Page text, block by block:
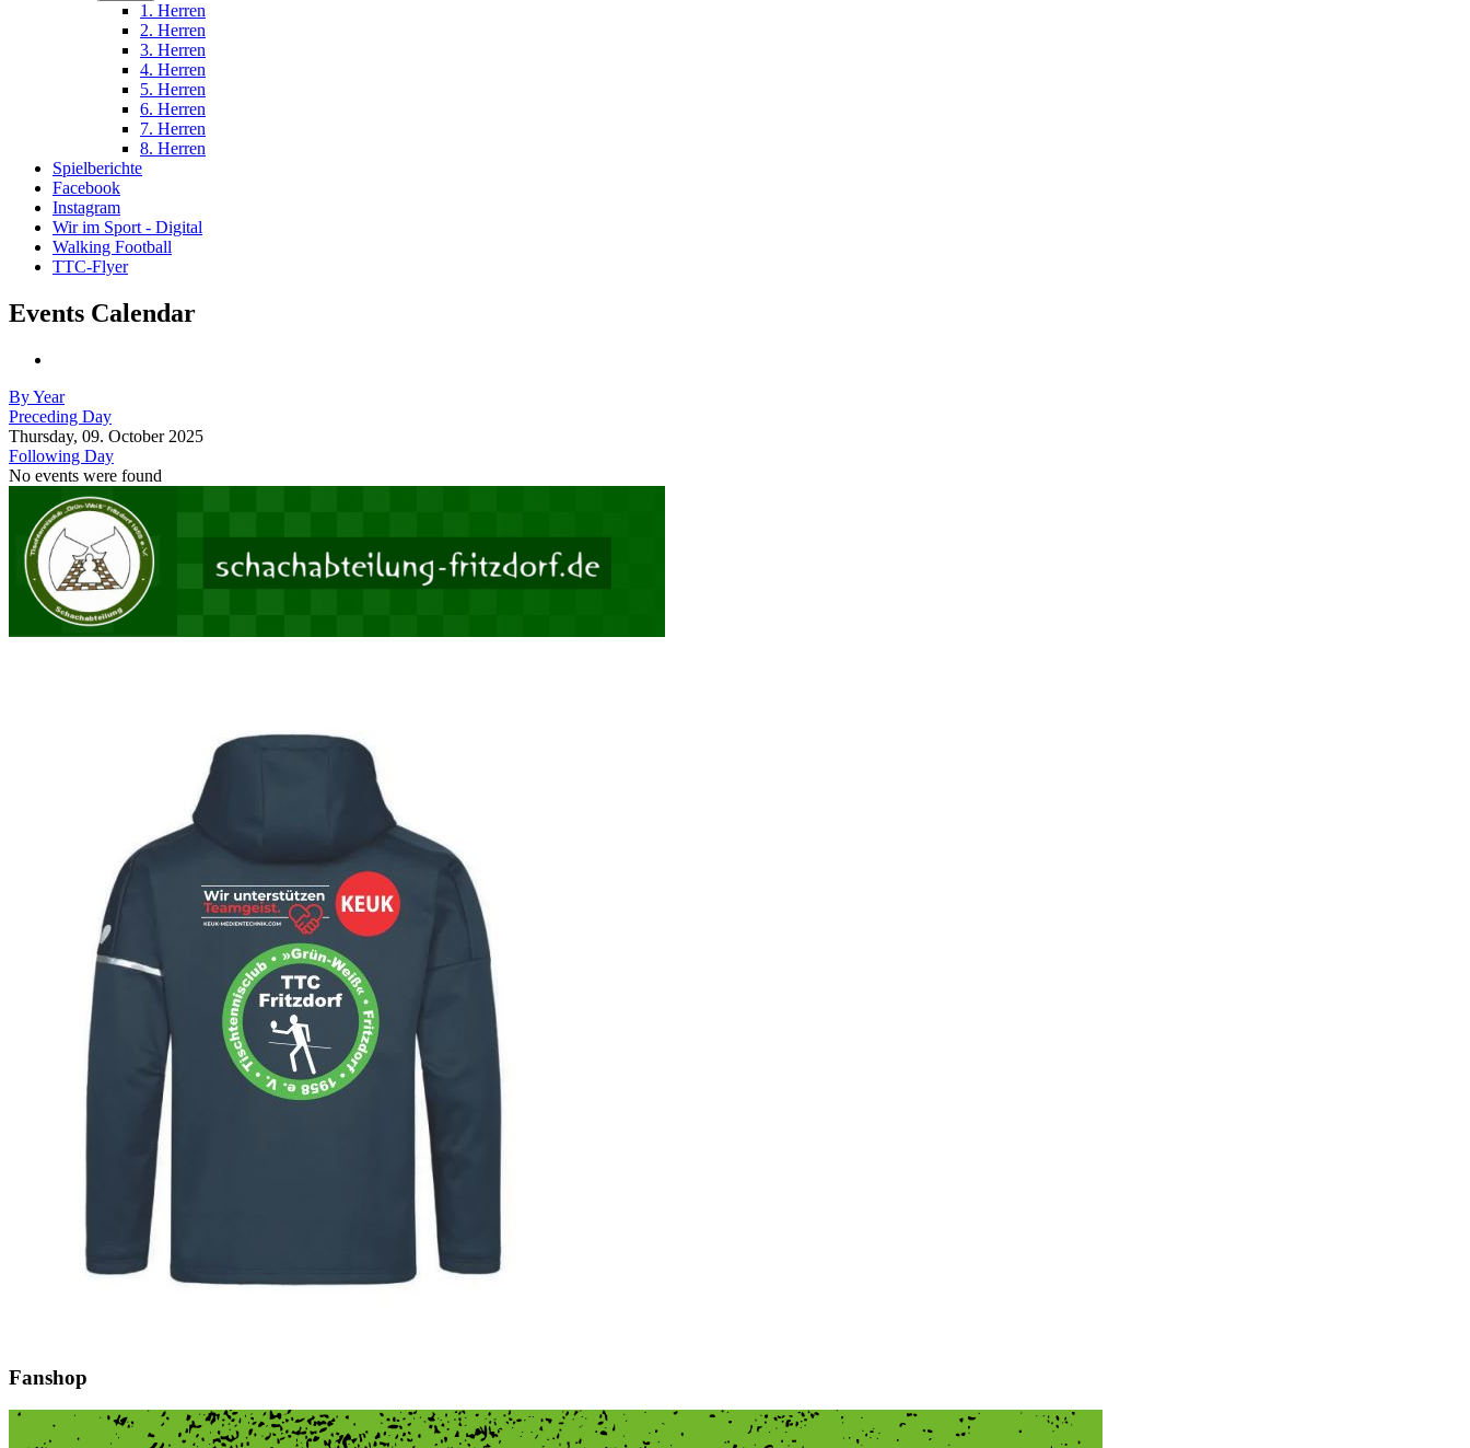
1. Herren
2. Herren
3. Herren
4. Herren
5. Herren
6. Herren
7. Herren
8. Herren
Spielberichte
Facebook
Instagram
Wir im Sport - Digital
Walking Football
TTC-Flyer
Events Calendar
By Year
Preceding Day
Thursday, 09. October 2025
Following Day
No events were found
Fanshop